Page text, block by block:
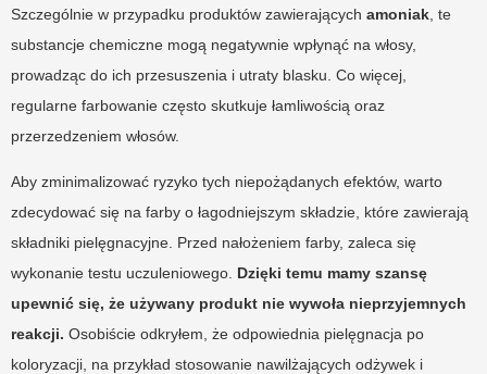
Szczególnie w przypadku produktów zawierających amoniak , te
substancje chemiczne mogą negatywnie wpłynąć na włosy,
prowadząc do ich przesuszenia i utraty blasku. Co więcej,
regularne farbowanie często skutkuje łamliwością oraz
przerzedzeniem włosów.
Aby zminimalizować ryzyko tych niepożądanych efektów, warto
zdecydować się na farby o łagodniejszym składzie, które zawierają
składniki pielęgnacyjne. Przed nałożeniem farby, zaleca się
wykonanie testu uczuleniowego. Dzięki temu mamy szansę
upewnić się, że używany produkt nie wywoła nieprzyjemnych
reakcji. Osobiście odkryłem, że odpowiednia pielęgnacja po
koloryzacji, na przykład stosowanie nawilżających odżywek i